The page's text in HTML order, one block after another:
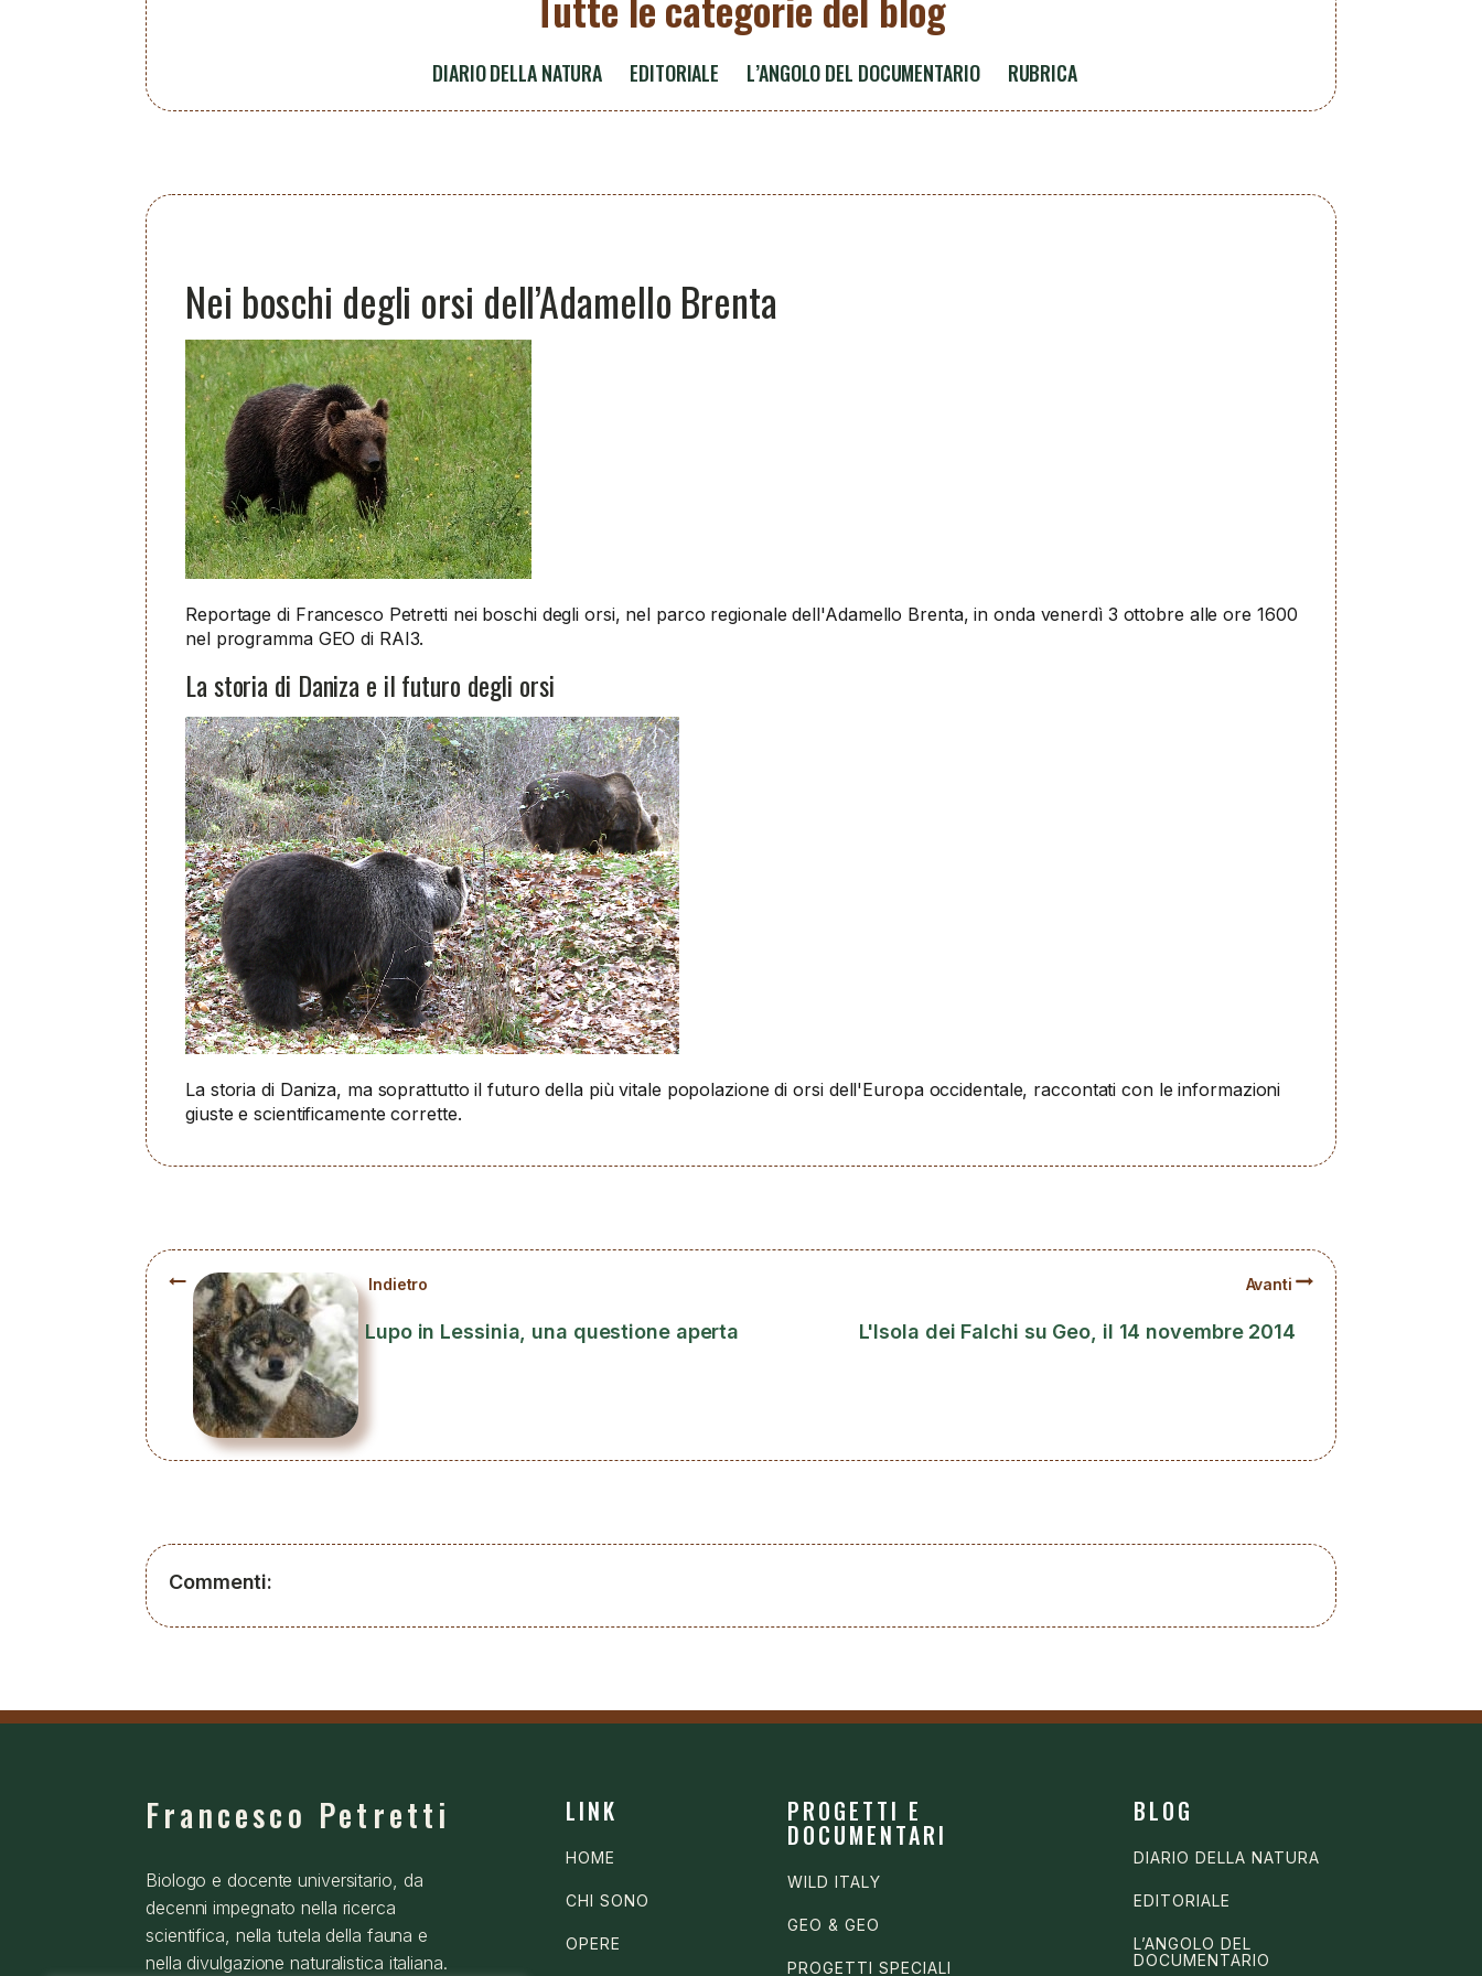
DIARIO DELLA NATURA EDITORIALE L’ANGOLO DEL DOCUMENTARIO RUBRICA
Nei boschi degli orsi dell’Adamello Brenta
Reportage di Francesco Petretti nei boschi degli orsi, nel parco regionale dell'Adamello Brenta, in onda venerdì 3 ottobre alle ore 1600
nel programma GEO di RAI3.
La storia di Daniza e il futuro degli orsi
La storia di Daniza, ma soprattutto il futuro della più vitale popolazione di orsi dell'Europa occidentale, raccontati con le informazioni
giuste e scientificamente corrette.
Indietro
Lupo in Lessinia, una questione aperta
Avanti
L'Isola dei Falchi su Geo, il 14 novembre 2014
Commenti:
Francesco Petretti
Biologo e docente universitario, da
decenni impegnato nella ricerca
scientifica, nella tutela della fauna e
nella divulgazione naturalistica italiana.
LINK
HOME
CHI SONO
OPERE
PROGETTI E
DOCUMENTARI
WILD ITALY
GEO & GEO
PROGETTI SPECIALI
BLOG
DIARIO DELLA NATURA
EDITORIALE
L’ANGOLO DEL
DOCUMENTARIO